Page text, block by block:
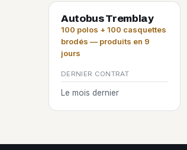
Autobus Tremblay
100 polos + 100 casquettes
brodés — produits en 9
jours
DERNIER CONTRAT
Le mois dernier